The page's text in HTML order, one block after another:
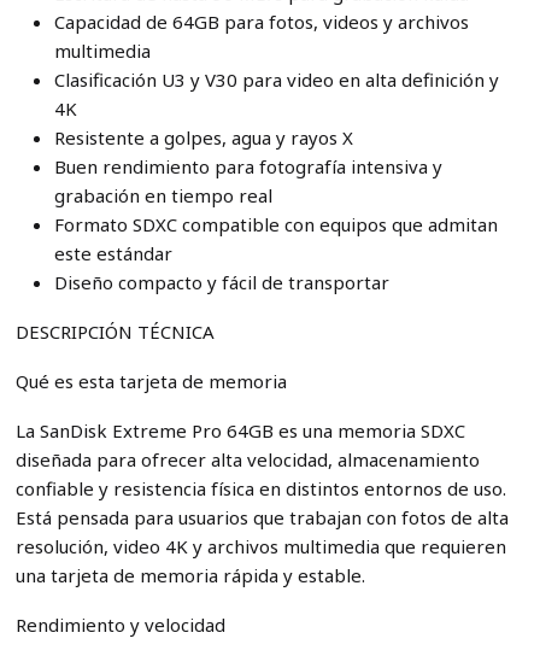
Capacidad de 64GB para fotos, videos y archivos
multimedia
Clasificación U3 y V30 para video en alta definición y
4K
Resistente a golpes, agua y rayos X
Buen rendimiento para fotografía intensiva y
grabación en tiempo real
Formato SDXC compatible con equipos que admitan
este estándar
Diseño compacto y fácil de transportar
DESCRIPCIÓN TÉCNICA
Qué es esta tarjeta de memoria
La SanDisk Extreme Pro 64GB es una memoria SDXC
diseñada para ofrecer alta velocidad, almacenamiento
confiable y resistencia física en distintos entornos de uso.
Está pensada para usuarios que trabajan con fotos de alta
resolución, video 4K y archivos multimedia que requieren
una tarjeta de memoria rápida y estable.
Rendimiento y velocidad